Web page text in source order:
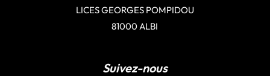
LICES GEORGES POMPIDOU
81000 ALBI
Suivez-nous